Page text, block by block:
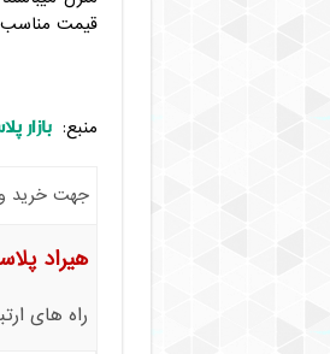
قیمت مناسب
منبع: بازار
جهت خرید و
هیراد
راه های